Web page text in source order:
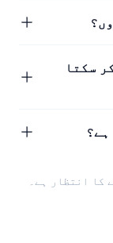
سکتا
کا انتظار ہے۔